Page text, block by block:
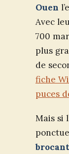
Ouen
Avec
700
plus
de
fiche
puces
Mais si